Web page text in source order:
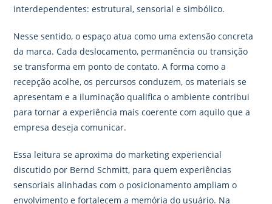
interdependentes: estrutural, sensorial e simbólico.
Nesse sentido, o espaço atua como uma extensão concreta
da marca. Cada deslocamento, permanência ou transição
se transforma em ponto de contato. A forma como a
recepção acolhe, os percursos conduzem, os materiais se
apresentam e a iluminação qualifica o ambiente contribui
para tornar a experiência mais coerente com aquilo que a
empresa deseja comunicar.
Essa leitura se aproxima do marketing experiencial
discutido por Bernd Schmitt, para quem experiências
sensoriais alinhadas com o posicionamento ampliam o
envolvimento e fortalecem a memória do usuário. Na